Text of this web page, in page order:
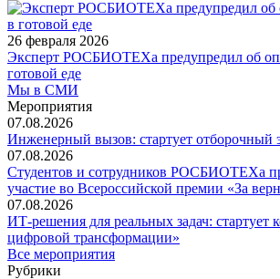
26 февраля 2026
Эксперт РОСБИОТЕХа предупредил об
готовой еде
Мы в СМИ
Мероприятия
07.08.2026
Инженерный вызов: стартует отборочный
07.08.2026
Студентов и сотрудников РОСБИОТЕХа
участие во Всероссийской премии «За
07.08.2026
ИТ-решения для реальных задач: стартует
цифровой трансформации»
Все мероприятия
Рубрики